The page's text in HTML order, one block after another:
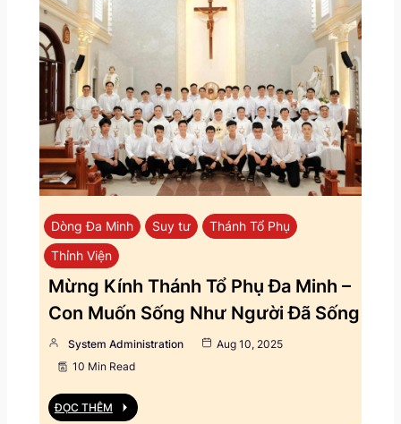
Dòng Đa Minh Suy tư
Thánh Tổ Phụ
Thỉnh Viện
Mừng Kính Thánh Tổ Phụ Đa Minh –
Con Muốn Sống Như Người Đã Sống
System Administration
Aug 10, 2025
10 Min Read
ĐỌC THÊM